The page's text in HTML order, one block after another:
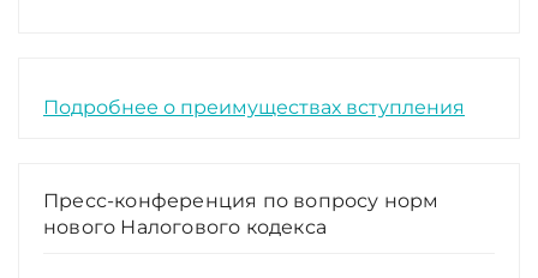
Подробнее о преимуществах вступления
Пресс-конференция по вопросу норм
нового Налогового кодекса